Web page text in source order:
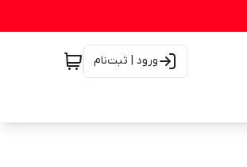
ورود | ثبت‌نام